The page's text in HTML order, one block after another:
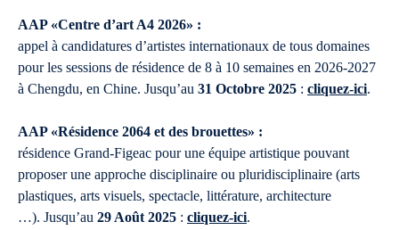
AAP «Centre d’art A4 2026» :
appel à candidatures d’artistes internationaux de tous domaines
pour les sessions de résidence de 8 à 10 semaines en 2026-2027
à Chengdu, en Chine. Jusqu’au 31 Octobre 2025 : cliquez-ici.
AAP «Résidence 2064 et des brouettes» :
résidence Grand-Figeac pour une équipe artistique pouvant
proposer une approche disciplinaire ou pluridisciplinaire (arts
plastiques, arts visuels, spectacle, littérature, architecture
…). Jusqu’au 29 Août 2025 : cliquez-ici.